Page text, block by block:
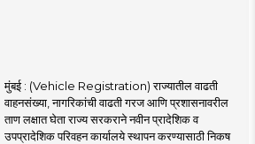
मुंबई : (Vehicle Registration) राज्यातील वाढती
वाहनसंख्या, नागरिकांची वाढती गरज आणि प्रशासनावरील
ताण लक्षात घेता राज्य सरकराने नवीन प्रादेशिक व
उपप्रादेशिक परिवहन कार्यालये स्थापन करण्यासाठी निकष